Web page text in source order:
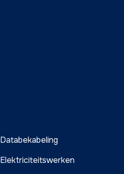
Databekabeling
Elektriciteitswerken